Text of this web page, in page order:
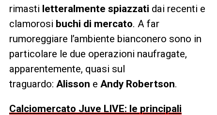
rimasti letteralmente spiazzati dai recenti e
clamorosi buchi di mercato. A far
rumoreggiare l’ambiente bianconero sono in
particolare le due operazioni naufragate,
apparentemente, quasi sul
traguardo: Alisson e Andy Robertson.
Calciomercato Juve LIVE: le principali